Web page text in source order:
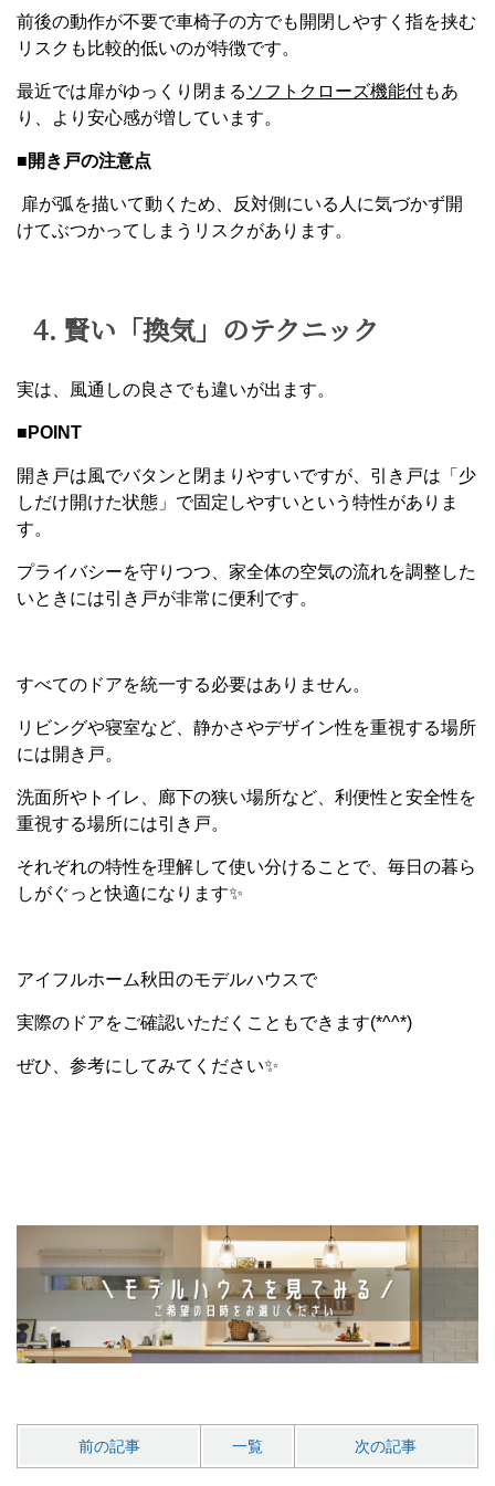
前後の動作が不要で車椅子の方でも開閉しやすく指を挟む
リスクも比較的低いのが特徴です。
最近では扉がゆっくり閉まる ソフトクローズ機能付もあ
り、より安心感が増しています。
■開き戸の注意点
扉が弧を描いて動くため、反対側にいる人に気づかず開
けてぶつかってしまうリスクがあります。
4. 賢い「換気」のテクニック
実は、風通しの良さでも違いが出ます。
■ POINT
開き戸は風でバタンと閉まりやすいですが、引き戸は「少
しだけ開けた状態」で固定しやすいという特性がありま
す。
プライバシーを守りつつ、家全体の空気の流れを調整した
いときには引き戸が非常に便利です。
すべてのドアを統一する必要はありません。
リビングや寝室など、静かさやデザイン性を重視する場所
には開き戸。
洗面所やトイレ、廊下の狭い場所など、利便性と安全性を
重視する場所には引き戸。
それぞれの特性を理解して使い分けることで、毎日の暮ら
しがぐっと快適になります✨
アイフルホーム秋田のモデルハウスで
実際のドアをご確認いただくこともできます(*^^*)
ぜひ、参考にしてみてください✨
前の記事 一覧 次の記事